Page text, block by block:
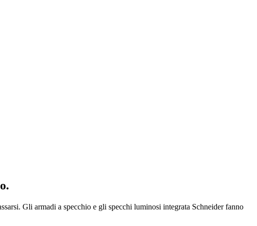
Gli armadi a specchio e gli specchi luminosi integrata Schneider fanno